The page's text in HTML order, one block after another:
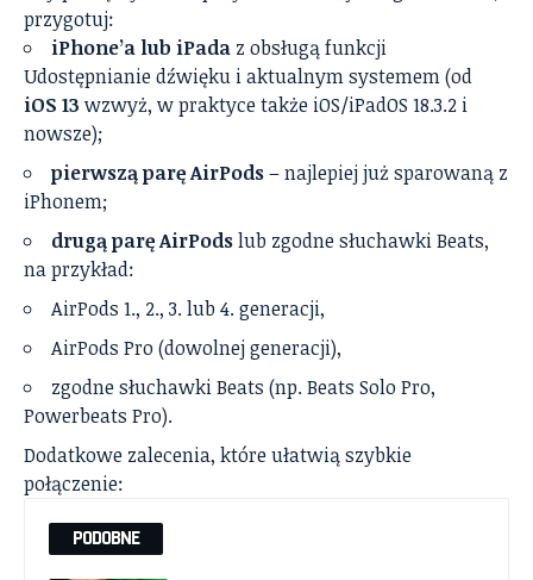
przygotuj:
iPhone’a lub iPada z obsługą funkcji
Udostępnianie dźwięku i aktualnym systemem (od
iOS 13 wzwyż, w praktyce także iOS/iPadOS 18.3.2 i
nowsze);
pierwszą parę AirPods– najlepiej już sparowaną z
iPhonem;
drugą parę AirPodslub zgodne słuchawki Beats,
na przykład:
AirPods 1., 2., 3. lub 4. generacji,
AirPods Pro (dowolnej generacji),
zgodne słuchawki Beats (np. Beats Solo Pro,
Powerbeats Pro).
Dodatkowe zalecenia, które ułatwią szybkie
połączenie:
PODOBNE